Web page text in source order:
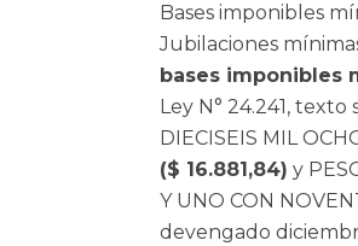
Bases imponibles
Jubilaciones
bases imponibles
Ley N° 24.241,
DIECISEIS MIL
($ 16.881,84) y
Y UNO CON
devengado